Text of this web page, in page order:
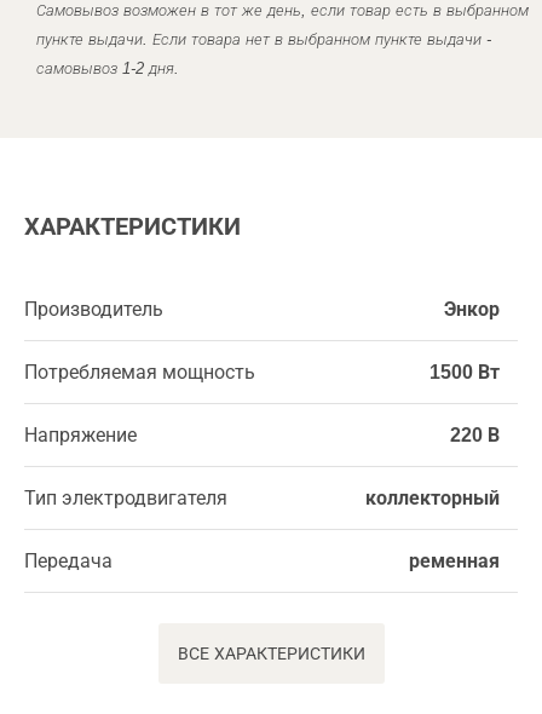
Самовывоз возможен в тот же день, если товар есть в выбранном
пункте выдачи. Если товара нет в выбранном пункте выдачи -
самовывоз 1-2 дня.
ХАРАКТЕРИСТИКИ
Производитель Энкор
Потребляемая мощность 1500 Вт
Напряжение 220 В
Тип электродвигателя коллекторный
Передача ременная
ВСЕ ХАРАКТЕРИСТИКИ